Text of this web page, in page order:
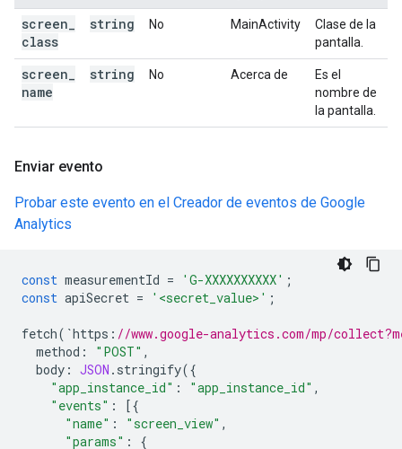
screen
class
string No MainActivity
Clase de la
pantalla.
screen
name
string No Acerca de
Es el
nombre de
la pantalla.
Enviar evento
Probar este evento en el Creador de eventos de Google
Analytics
const measurementId = 'G-XXXXXXXXXX' ;
const apiSecret = '<secret_value>' ;
fetch( `https : //www.google-analytics.com/mp/
method : "POST" ,
body : JSON . stringify({
"app_instance_id" : "app_instance_id" ,
"events" :
[{
"name" : "screen_view" ,
"params" : {